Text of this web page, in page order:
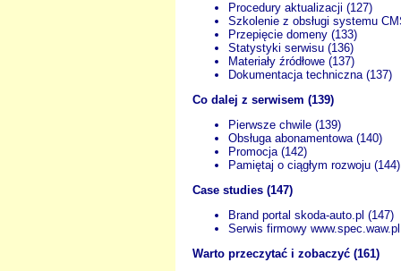
Procedury aktualizacji (127)
Szkolenie z obsługi systemu
Przepięcie domeny (133)
Statystyki serwisu (136)
Materiały źródłowe (137)
Dokumentacja techniczna (137)
Co dalej z serwisem (139)
Pierwsze chwile (139)
Obsługa abonamentowa (140)
Promocja (142)
Pamiętaj o ciągłym rozwoju (144)
Case studies (147)
Brand portal skoda-auto.pl (147)
Serwis firmowy
Warto przeczytać i zobaczyć (161)